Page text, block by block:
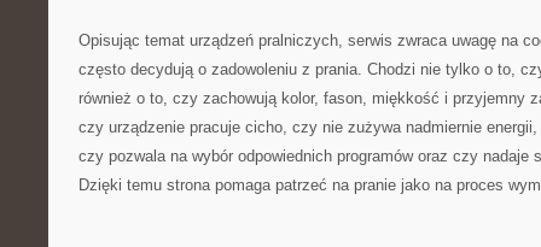
Opisując temat urządzeń pralniczych, serwis zwraca uwagę na
często decydują o zadowoleniu z prania. Chodzi nie tylko o to,
również o to, czy zachowują kolor, fason, miękkość i przyjemny
czy urządzenie pracuje cicho, czy nie zużywa nadmiernie energii,
czy pozwala na wybór odpowiednich programów oraz czy nadaje
Dzięki temu strona pomaga patrzeć na pranie jako na proces